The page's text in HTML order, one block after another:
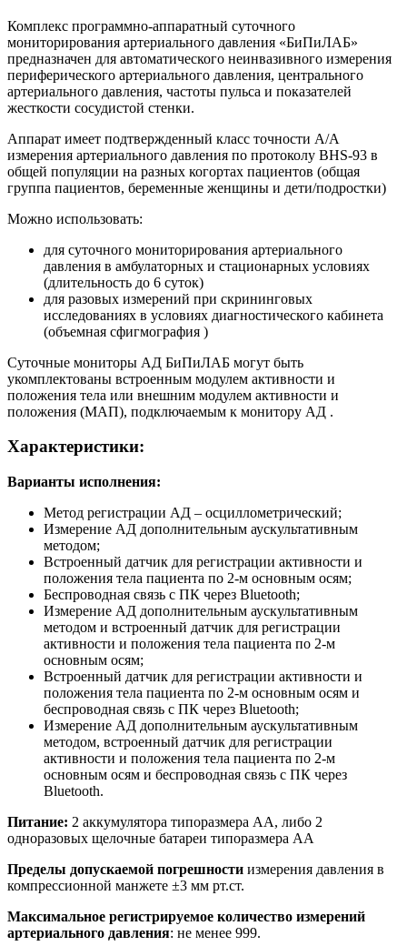
Комплекс программно-аппаратный суточного
мониторирования артериального давления «БиПиЛАБ»
предназначен для автоматического неинвазивного измерения
периферического артериального давления, центрального
артериального давления, частоты пульса и показателей
жесткости сосудистой стенки.
Аппарат имеет подтвержденный класс точности A/A
измерения артериального давления по протоколу BHS-93 в
общей популяции на разных когортах пациентов (общая
группа пациентов, беременные женщины и дети/подростки)
Можно использовать:
для суточного мониторирования артериального
давления в амбулаторных и стационарных условиях
(длительность до 6 суток)
для разовых измерений при скрининговых
исследованиях в условиях диагностического кабинета
(объемная сфигмография )
Суточные мониторы АД БиПиЛАБ могут быть
укомплектованы встроенным модулем активности и
положения тела или внешним модулем активности и
положения (МАП), подключаемым к монитору АД .
Характеристики:
Варианты исполнения:
Метод регистрации АД – осциллометрический;
Измерение АД дополнительным аускультативным
методом;
Встроенный датчик для регистрации активности и
положения тела пациента по 2-м основным осям;
Беспроводная связь с ПК через Bluetooth;
Измерение АД дополнительным аускультативным
методом и встроенный датчик для регистрации
активности и положения тела пациента по 2-м
основным осям;
Встроенный датчик для регистрации активности и
положения тела пациента по 2-м основным осям и
беспроводная связь с ПК через Bluetooth;
Измерение АД дополнительным аускультативным
методом, встроенный датчик для регистрации
активности и положения тела пациента по 2-м
основным осям и беспроводная связь с ПК через
Bluetooth.
Питание: 2 аккумулятора типоразмера AA, либо 2
одноразовых щелочные батареи типоразмера AA
Пределы допускаемой погрешности измерения давления в
компрессионной манжете ±3 мм рт.ст.
Максимальное регистрируемое количество измерений
артериального давления: не менее 999.